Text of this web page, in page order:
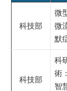
EVENTS
ACADEMICS
APPLY
科技部
微
微
默
科技部
科
術
智